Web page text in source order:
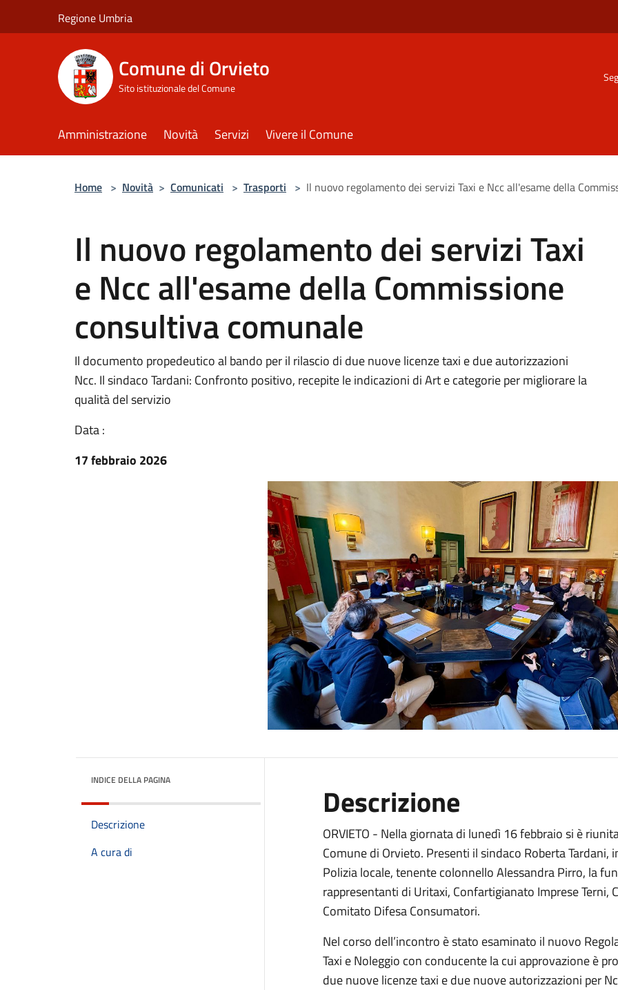
Regione Umbria
Comune di Orvieto
Sito istituzionale del Comune
Amministrazione Novità Servizi Vivere il Comune
Home > Novità > Comunicati > Trasporti > Il nuovo regolamento dei servizi Taxi e Ncc all'esame della
Il nuovo regolamento dei servizi Taxi
e Ncc all'esame della Commissione
consultiva comunale
Il documento propedeutico al bando per il rilascio di due nuove licenze taxi e due autorizzazioni
Ncc. Il sindaco Tardani: Confronto positivo, recepite le indicazioni di Art e categorie per migliorare la
qualità del servizio
Data :
17 febbraio 2026
INDICE DELLA PAGINA
Descrizione
A cura di
Descrizione
ORVIETO - Nella giornata di lunedì 16 febbraio si è
Comune di Orvieto. Presenti il sindaco Roberta
Polizia locale, tenente colonnello Alessandra Pirro, la
rappresentanti di Uritaxi, Confartigianato Imprese Terni,
Comitato Difesa Consumatori.
Nel corso dell’incontro è stato esaminato il nuovo
Taxi e Noleggio con conducente la cui approvazione è
due nuove licenze taxi e due nuove autorizzazioni per